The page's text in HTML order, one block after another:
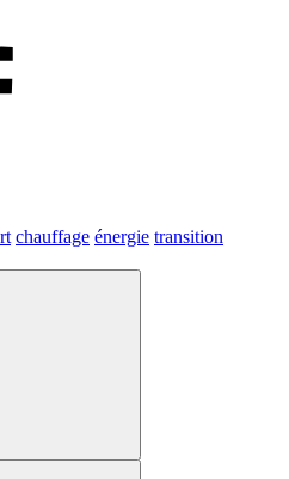
chauffage énergie transition